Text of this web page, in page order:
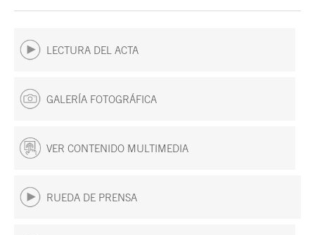
LECTURA DEL ACTA
GALERÍA FOTOGRÁFICA
VER CONTENIDO MULTIMEDIA
RUEDA DE PRENSA